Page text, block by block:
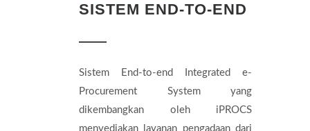
SISTEM END-TO-END
Sistem End-to-end Integrated e-
Procurement System yang
dikembangkan oleh iPROCS
menyediakan layanan pengadaan dari